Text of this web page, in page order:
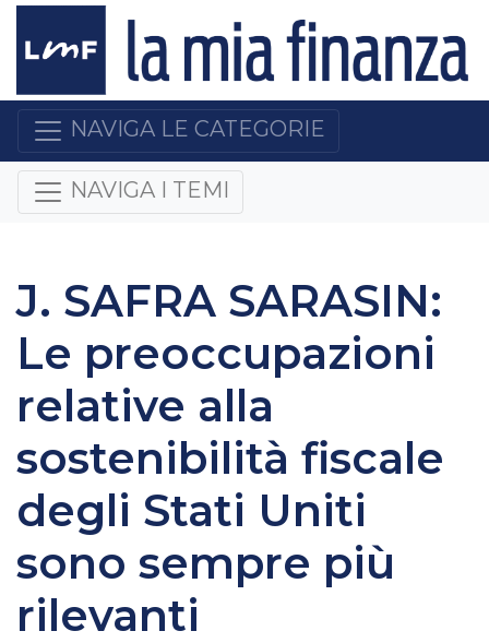
NAVIGA LE CATEGORIE
NAVIGA I TEMI
J. SAFRA SARASIN:
Le preoccupazioni
relative alla
sostenibilità fiscale
degli Stati Uniti
sono sempre più
rilevanti